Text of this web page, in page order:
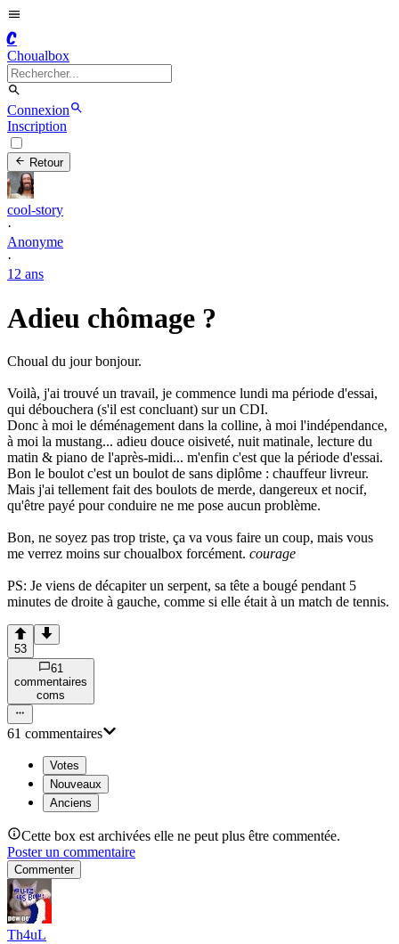
C
Choualbox
Connexion
Inscription
Retour
cool-story
·
Anonyme
·
12 ans
Adieu chômage ?
Choual du jour bonjour.
Voilà, j'ai trouvé un travail, je commence lundi ma période d'essai,
qui débouchera (s'il est concluant) sur un CDI.
Donc à moi le déménagement dans la colline, à moi l'indépendance,
à moi la mustang... adieu douce oisiveté, nuit matinale, lecture du
matin & piano de l'après-midi... m'enfin c'est que la période d'essai.
Bon le boulot c'est un boulot de sans diplôme : chauffeur livreur.
Mais j'ai tellement fait des boulots de merde, dangereux et nocif,
qu'être payé pour conduire ne me pose aucun problème.
Bon, ne soyez pas trop triste, ça va vous faire un coup, mais vous
me verrez moins sur choualbox forcément. courage
PS: Je viens de décapiter un serpent, sa tête a bougé pendant 5
minutes de droite à gauche, comme si elle était à un match de tennis.
53
61
commentaires
coms
61 commentaires
Votes
Nouveaux
Anciens
Cette box est archivées elle ne peut plus être commentée.
Poster un commentaire
Commenter
Th4uL